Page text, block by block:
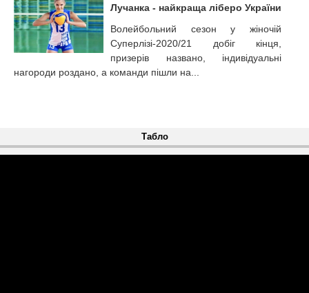
Лучанка - найкраща ліберо України
Волейбольний сезон у жіночій
Суперлізі-2020/21 добіг кінця,
призерів названо, індивідуальні
нагороди роздано, а команди пішли на...
Табло